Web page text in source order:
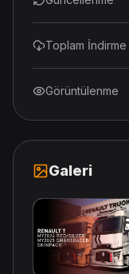
Toplam İndirme
Görüntülenme
Galeri